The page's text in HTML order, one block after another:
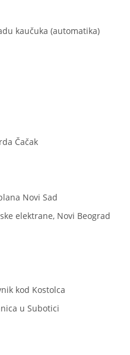
kaučuka (automatika)
Čačak
Novi Sad
elektrane, Novi Beograd
kod Kostolca
u Subotici